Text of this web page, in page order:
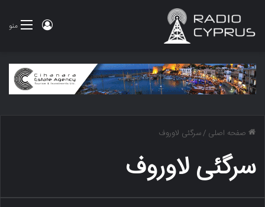
منو ورود
صفحه اصلی /سرگئی لاوروف
سرگئی لاوروف